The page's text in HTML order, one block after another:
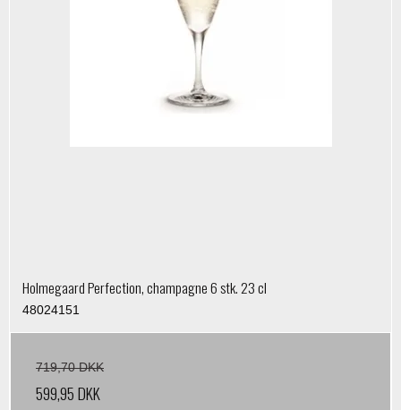
Holmegaard Perfection, champagne 6 stk. 23 cl
48024151
719,70 DKK
599,95 DKK